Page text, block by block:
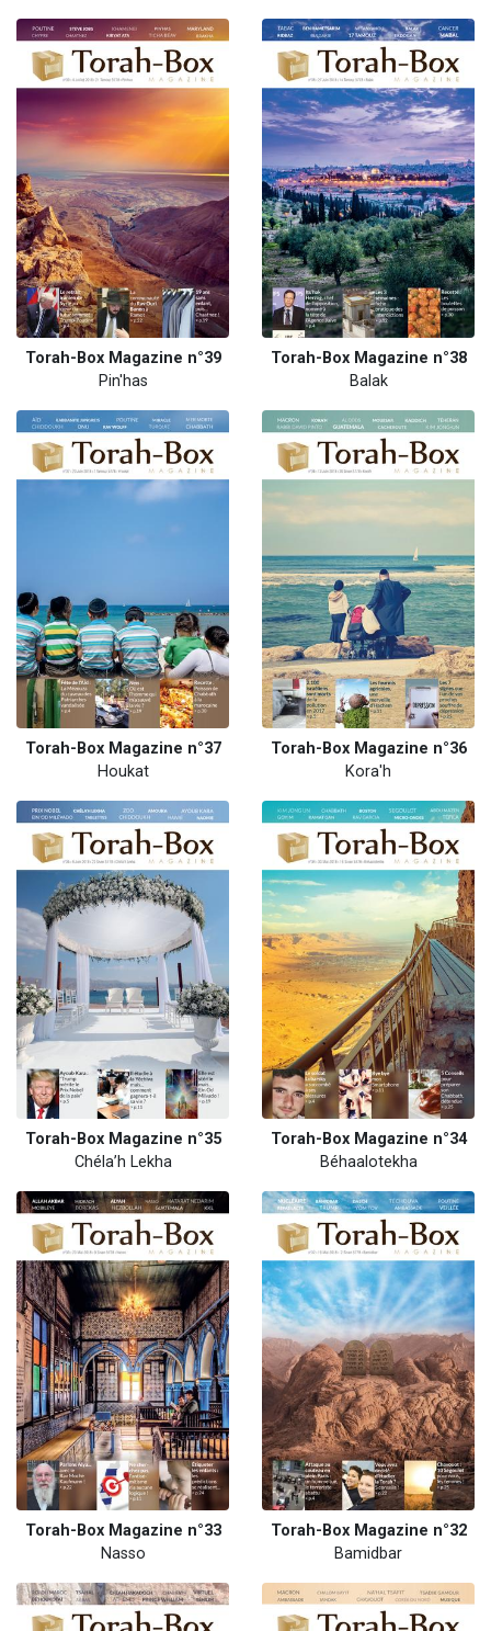
Torah-Box Magazine n°39
Pin'has
Torah-Box Magazine n°38
Balak
Torah-Box Magazine n°37
Houkat
Torah-Box Magazine n°36
Kora'h
Torah-Box Magazine n°35
Chéla’h Lekha
Torah-Box Magazine n°34
Béhaalotekha
Torah-Box Magazine n°33
Nasso
Torah-Box Magazine n°32
Bamidbar